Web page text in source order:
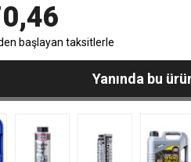
başlayan taksitlerle
Yanında bu